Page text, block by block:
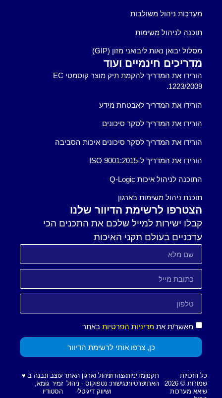
מערכות ניהול משולבות
תוכנה לניהול משימות
מסלול יבואן נאות ליבואני מזון (GIP)
מדריכים חינמיים ועוד
הורידו את המדריך להקמת תיק מוצר קוסמטי EC
1223/2009.
הורידו את המדריך לאבטחת מידע
הורידו את המדריך לסקר סיכונים
הורידו את המדריך לסקר סיכונים איכות הסביבה
הורידו את המדריך ל-ISO 9001:2015
התוכנה לניהול איכות Q-Logic
תוכנת ניהול משימות בארגון
הצטרפו לרשימת הדיוור שלנו
קבלו ישירות למייל שלכם את התכנים הכי
עדכניים בעולם תקני האיכות
מאשר/ת את מדיניות הפרטיות באתר
כן, צרפו אותי לרשימת הדיוור
כל הזכויות
שמורות © 2026
שיאא מערכות
תקנון
האתר
מדיניות
פרטיות
הצהרת
נגישות
ניהול וארגון האתר
: נטפוקוס - ניהול
ושיווק דיגיטלי
עוצב ונבנה ב-♥︎
זמיר גומא,
הסטודיו